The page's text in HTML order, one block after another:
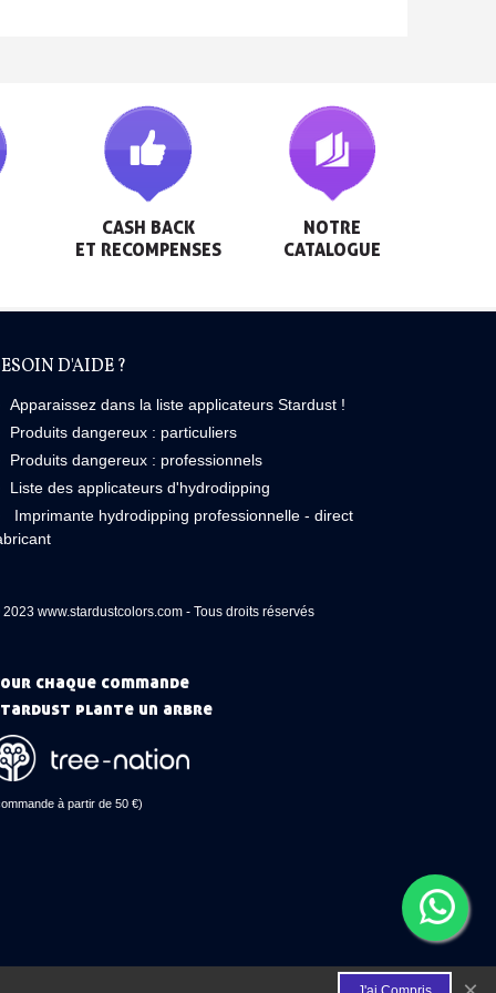
CASH BACK
ET RECOMPENSES
NOTRE
CATALOGUE
D'AIDE ?
Apparaissez dans la liste applicateurs Stardust !
Produits dangereux : particuliers
Produits dangereux : professionnels
Liste des applicateurs d'hydrodipping
Imprimante hydrodipping professionnelle - direct
www.stardustcolors.com - Tous droits réservés
chaque commande
plante un arbre
à partir de 50 €)